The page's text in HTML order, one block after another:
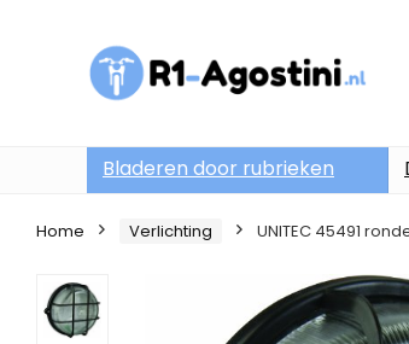
Bladeren door rubrieken
Home Verlichting UNITEC 45491